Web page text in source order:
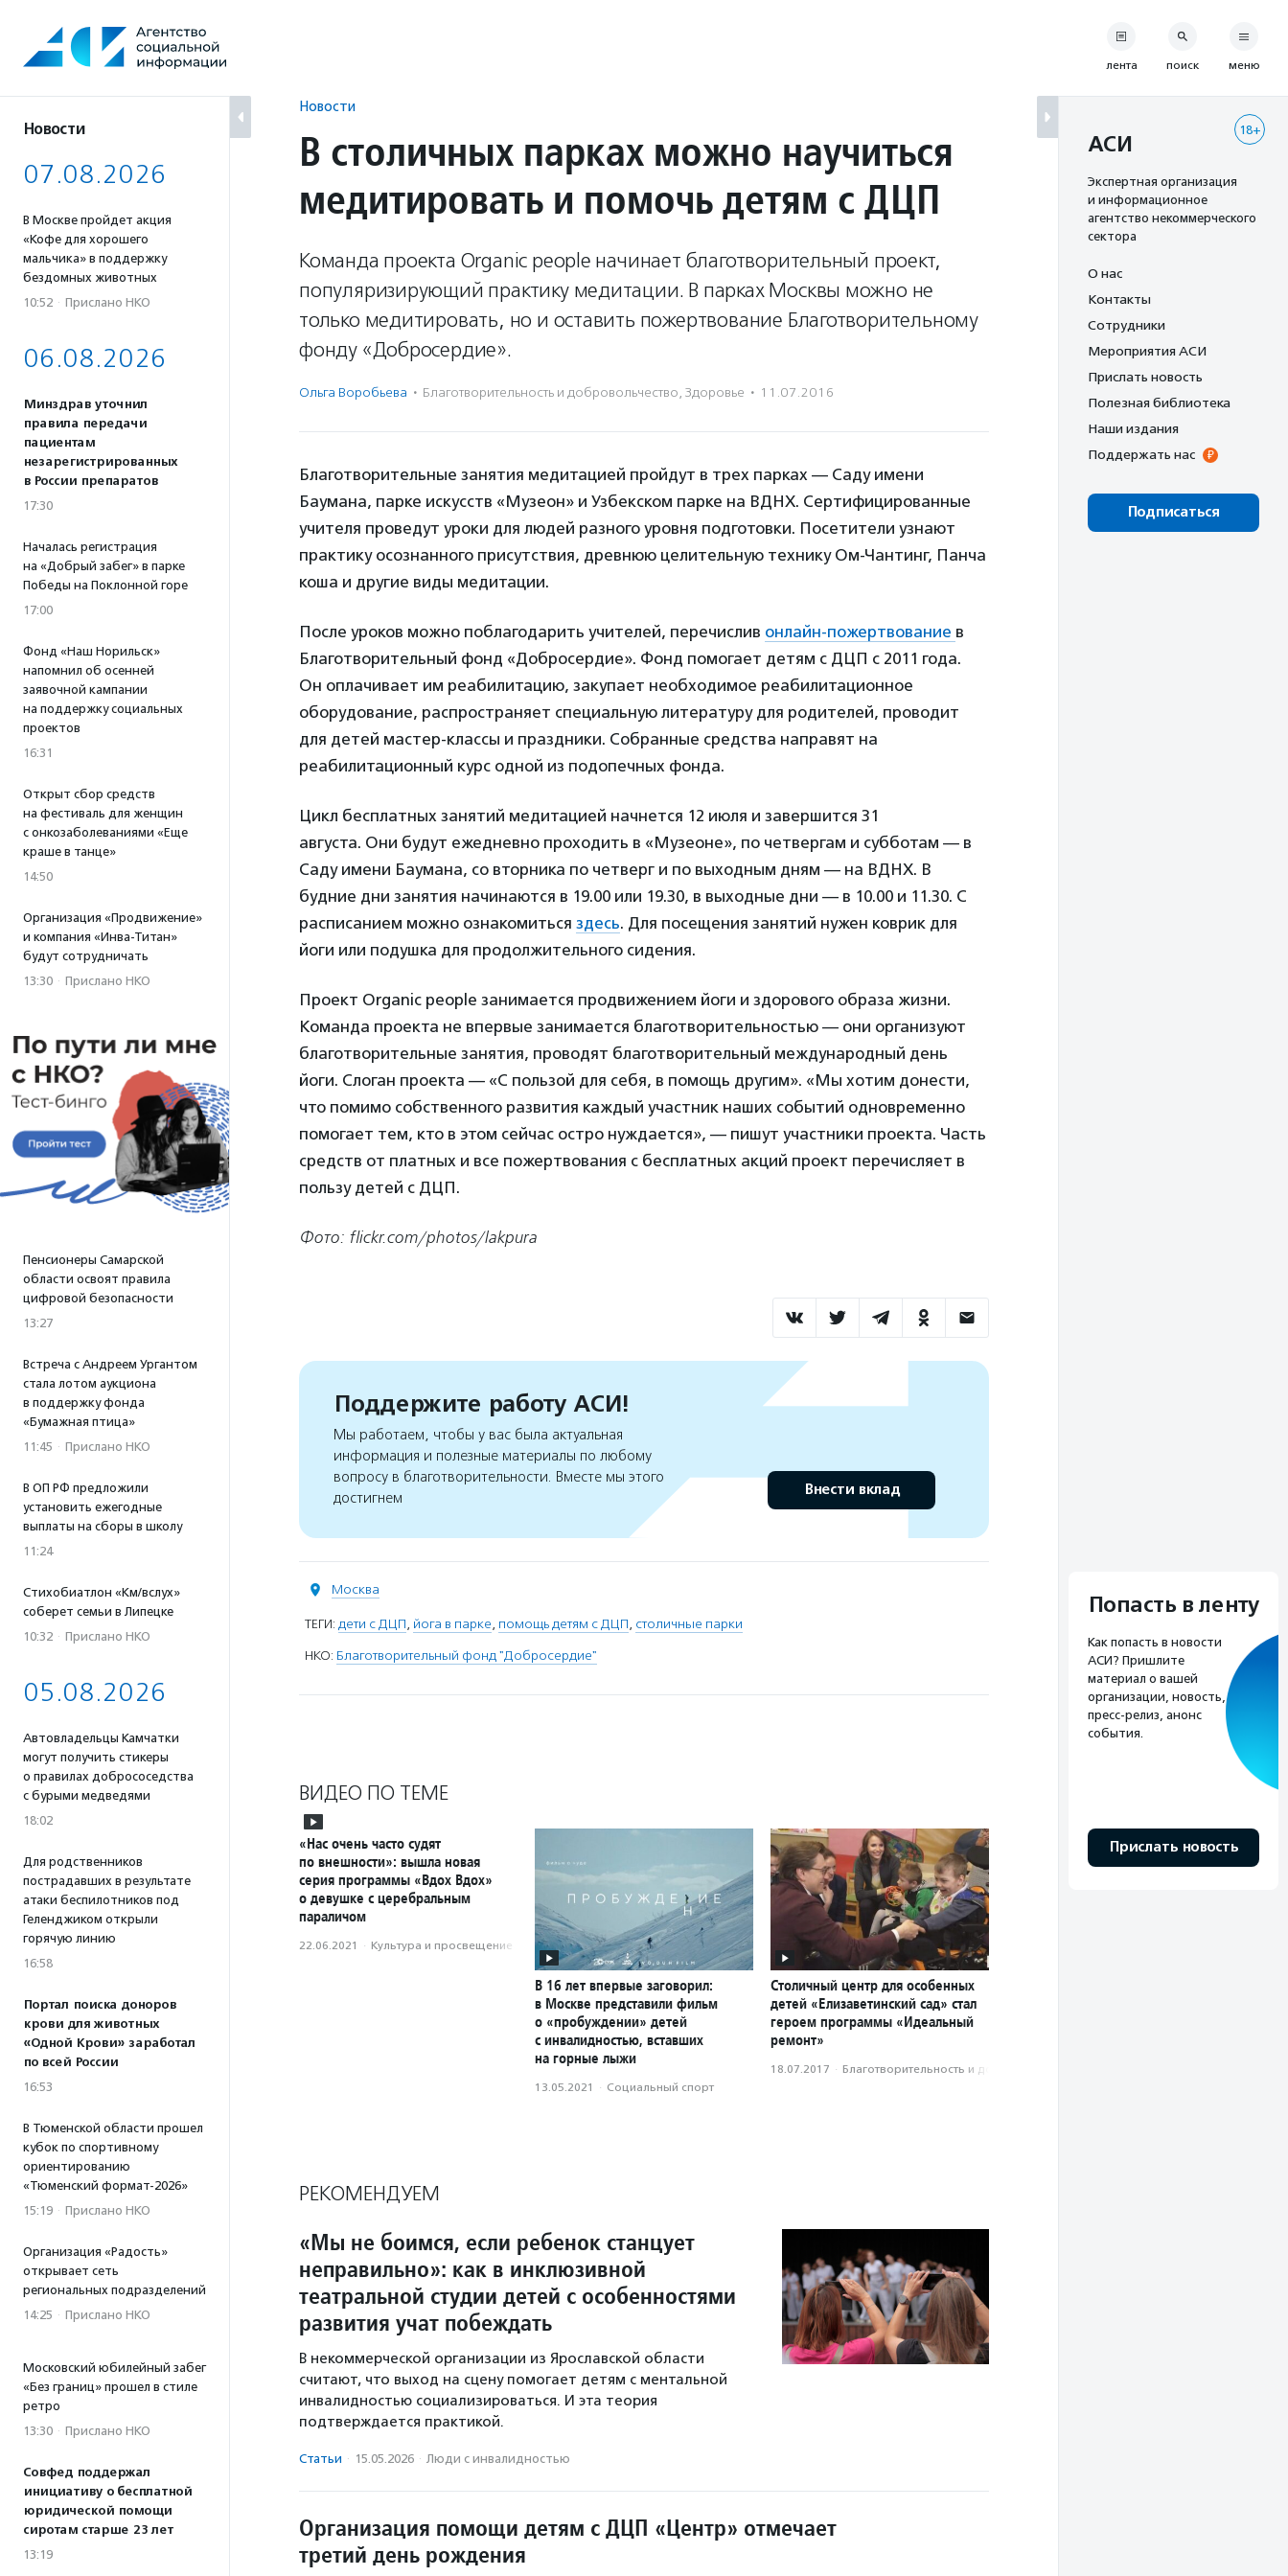
содержанию
Новости
07.08.2026
В Москве пройдет акция
«Кофе для хорошего
мальчика» в поддержку
бездомных животных
10:52 · Прислано НКО
06.08.2026
Минздрав уточнил
правила передачи
пациентам
незарегистрированных
в России препаратов
17:30
Началась регистрация
на «Добрый забег» в парке
Победы на Поклонной горе
17:00
Фонд «Наш Норильск»
напомнил об осенней
заявочной кампании
на поддержку социальных
проектов
16:31
Открыт сбор средств
на фестиваль для женщин
с онкозаболеваниями «Еще
краше в танце»
14:50
Организация «Продвижение»
и компания «Инва-Титан»
будут сотрудничать
13:30 · Прислано НКО
Пенсионеры Самарской
области освоят правила
цифровой безопасности
13:27
Встреча с Андреем Ургантом
стала лотом аукциона
в поддержку фонда
«Бумажная птица»
11:45 · Прислано НКО
В ОП РФ предложили
установить ежегодные
выплаты на сборы в школу
11:24
Стихобиатлон «Км/вслух»
соберет семьи в Липецке
10:32 · Прислано НКО
05.08.2026
Автовладельцы Камчатки
могут получить стикеры
о правилах добрососедства
с бурыми медведями
18:02
Для родственников
пострадавших в результате
атаки беспилотников под
Геленджиком открыли
горячую линию
16:58
Портал поиска доноров
крови для животных
«Одной Крови» заработал
по всей России
16:53
В Тюменской области прошел
кубок по спортивному
ориентированию
«Тюменский формат-2026»
15:19 · Прислано НКО
Организация «Радость»
открывает сеть
региональных подразделений
14:25 · Прислано НКО
Московский юбилейный забег
«Без границ» прошел в стиле
ретро
13:30 · Прислано НКО
Совфед поддержал
инициативу о бесплатной
юридической помощи
сиротам старше 23 лет
13:19
Новости
В столичных парках можно научиться
медитировать и помочь детям с ДЦП
Команда проекта Organic people начинает благотворительный проект,
популяризирующий практику медитации. В парках Москвы можно не
только медитировать, но и оставить пожертвование Благотворительному
фонду «Добросердие».
Ольга Воробьева · Благотвори­тель­ность и доброволь­чест­во, Здоровье · 11.07.2016
Благотворительные занятия медитацией пройдут в трех парках — Саду имени
Баумана, парке искусств «Музеон» и Узбекском парке на ВДНХ. Сертифицированные
учителя проведут уроки для людей разного уровня подготовки. Посетители узнают
практику осознанного присутствия, древнюю целительную технику Ом-Чантинг, Панча
коша и другие виды медитации.
После уроков можно поблагодарить учителей, перечислив онлайн-пожертвование в
Благотворительный фонд «Добросердие». Фонд помогает детям с ДЦП с 2011 года.
Он оплачивает им реабилитацию, закупает необходимое реабилитационное
оборудование, распространяет специальную литературу для родителей, проводит
для детей мастер-классы и праздники. Собранные средства направят на
реабилитационный курс одной из подопечных фонда.
Цикл бесплатных занятий медитацией начнется 12 июля и завершится 31
августа. Они будут ежедневно проходить в «Музеоне», по четвергам и субботам — в
Саду имени Баумана, со вторника по четверг и по выходным дням — на ВДНХ. В
будние дни занятия начинаются в 19.00 или 19.30, в выходные дни — в 10.00 и 11.30. С
расписанием можно ознакомиться здесь. Для посещения занятий нужен коврик для
йоги или подушка для продолжительного сидения.
Проект Organic people занимается продвижением йоги и здорового образа жизни.
Команда проекта не впервые занимается благотворительностью — они организуют
благотворительные занятия, проводят благотворительный международный день
йоги. Слоган проекта — «С пользой для себя, в помощь другим». «Мы хотим донести,
что помимо собственного развития каждый участник наших событий одновременно
помогает тем, кто в этом сейчас остро нуждается», — пишут участники проекта. Часть
средств от платных и все пожертвования с бесплатных акций проект перечисляет в
пользу детей с ДЦП.
Фото: flickr.com/photos/lakpura
Поддержите работу АСИ!
Мы работаем, чтобы у вас была актуальная
информация и полезные материалы по любому
вопросу в благотворительности. Вместе мы этого
достигнем
Внести вклад
Москва
ТЕГИ: дети с ДЦП, йога в парке, помощь детям с ДЦП, столичные парки
НКО: Благотворительный фонд "Добросердие"
ВИДЕО ПО ТЕМЕ
«Нас очень часто судят
по внешности»: вышла новая
серия программы «Вдох Вдох»
о девушке с церебральным
параличом
22.06.2021 · Культура и просвещение
В 16 лет впервые заговорил:
в Москве представили фильм
о «пробуждении» детей
с инвалидностью, вставших
на горные лыжи
13.05.2021 · Социальный спорт
Столичный центр для особенных
детей «Елизаветинский сад» стал
героем программы «Идеальный
ремонт»
18.07.2017 · Благотвори­тель­ность и доброволь­чест­во
РЕКОМЕНДУЕМ
«Мы не боимся, если ребенок станцует
неправильно»: как в инклюзивной
театральной студии детей с особенностями
развития учат побеждать
В некоммерческой организации из Ярославской области
считают, что выход на сцену помогает детям с ментальной
инвалидностью социализироваться. И эта теория
подтверждается практикой.
Статьи · 15.05.2026 · Люди с инвалидностью
Организация помощи детям с ДЦП «Центр» отмечает
третий день рождения
лента поиск меню
18+
АСИ
Экспертная организация
и информационное
агентство некоммерческого
сектора
О нас
Контакты
Сотрудники
Мероприятия АСИ
Прислать новость
Полезная библиотека
Наши издания
Поддержать нас
Подписаться
Попасть в ленту
Как попасть в новости
АСИ? Пришлите
материал о вашей
организации, новость,
пресс-релиз, анонс
события.
Прислать новость